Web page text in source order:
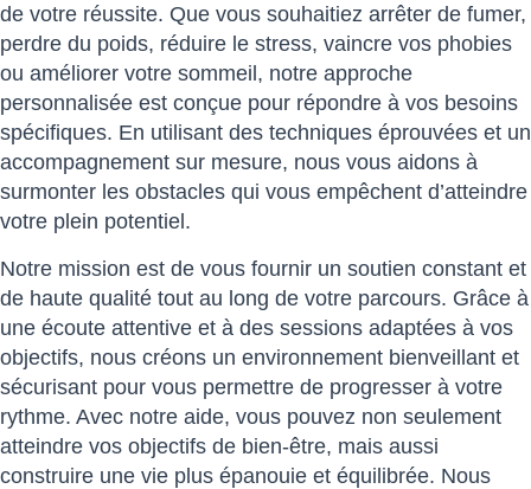
de votre réussite. Que vous souhaitiez arrêter de fumer,
perdre du poids, réduire le stress, vaincre vos phobies
ou améliorer votre sommeil, notre approche
personnalisée est conçue pour répondre à vos besoins
spécifiques. En utilisant des techniques éprouvées et un
accompagnement sur mesure, nous vous aidons à
surmonter les obstacles qui vous empêchent d’atteindre
votre plein potentiel.
Notre mission est de vous fournir un soutien constant et
de haute qualité tout au long de votre parcours. Grâce à
une écoute attentive et à des sessions adaptées à vos
objectifs, nous créons un environnement bienveillant et
sécurisant pour vous permettre de progresser à votre
rythme. Avec notre aide, vous pouvez non seulement
atteindre vos objectifs de bien-être, mais aussi
construire une vie plus épanouie et équilibrée. Nous